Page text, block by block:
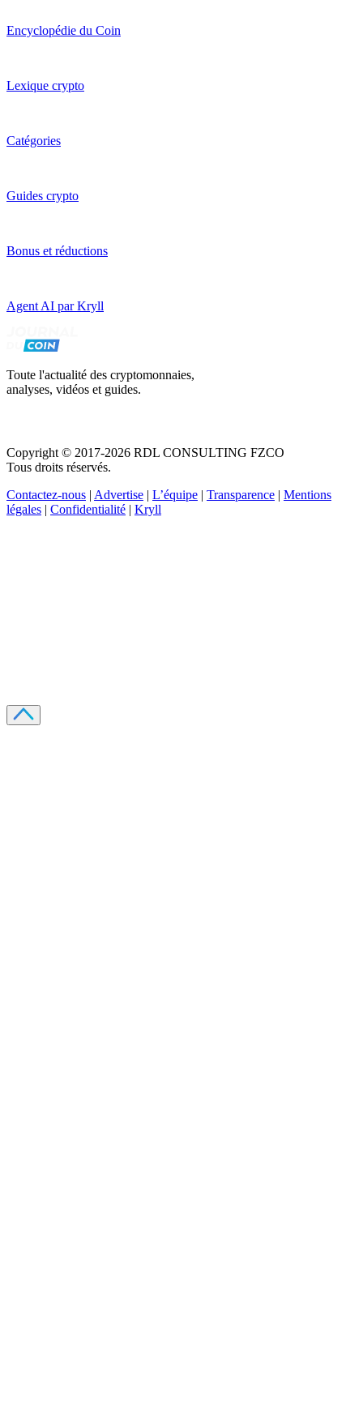
Encyclopédie du Coin
Lexique crypto
Catégories
Guides crypto
Bonus et réductions
Agent AI par Kryll
Toute l'actualité des cryptomonnaies,
analyses, vidéos et guides.
Copyright © 2017-2026 RDL CONSULTING FZCO
Tous droits réservés.
Contactez-nous | Advertise | L’équipe | Transparence | Mentions
légales | Confidentialité | Kryll